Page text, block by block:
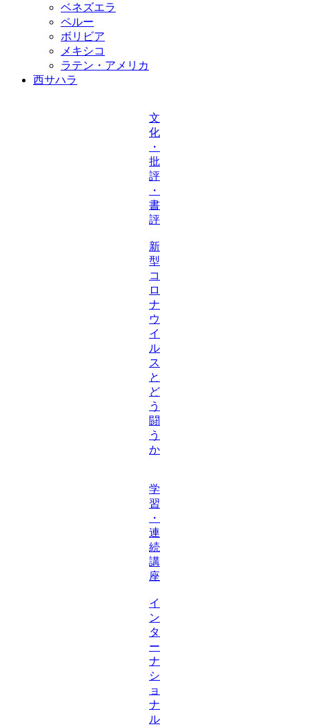
ベネズエラ
ペルー
ボリビア
メキシコ
ラテン・アメリカ
西サハラ
文
化
・
批
評
・
書
評
新
型
コ
ロ
ナ
ウ
イ
ル
ス
と
ど
う
闘
う
か
学
習
・
連
続
講
座
イ
ン
タ
ー
ナ
シ
ョ
ナ
ル